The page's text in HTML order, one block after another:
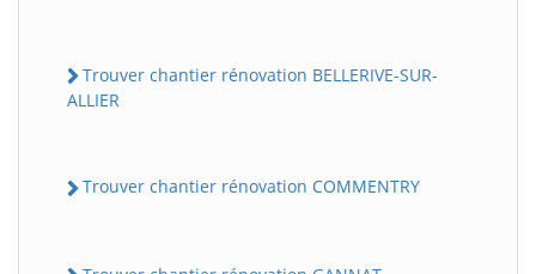
Trouver chantier rénovation BELLERIVE-SUR-
ALLIER
Trouver chantier rénovation COMMENTRY